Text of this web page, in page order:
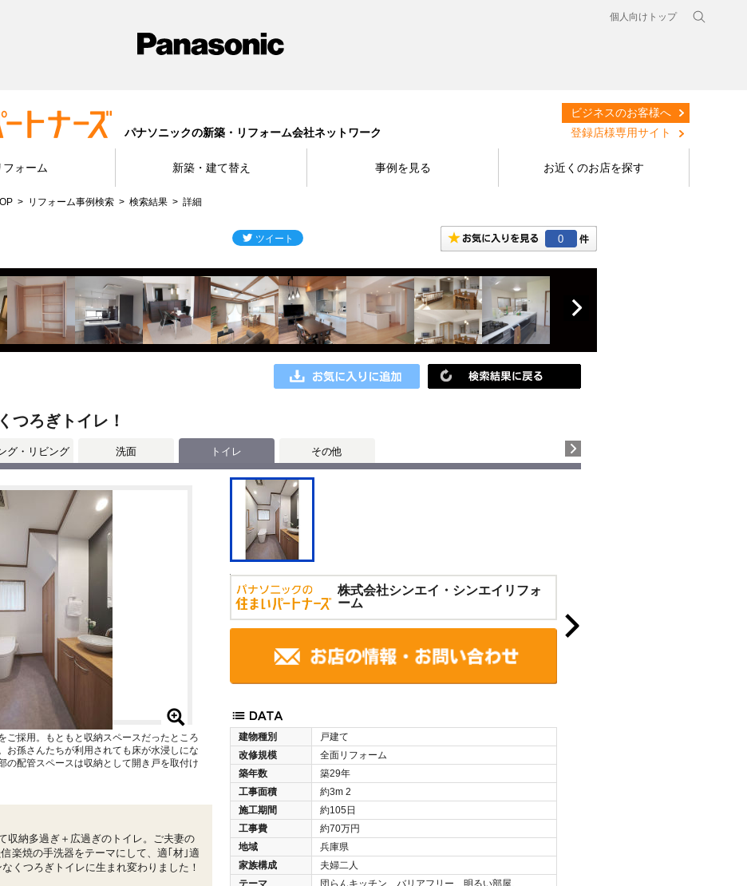
個人向けトップ
パナソニックの新築・リフォーム会社ネットワーク
ビジネスのお客様へ
登録店様専用サイト
フォーム 新築・建て替え 事例を見る お近くのお店を探す
リフォーム事例検索 検索結果 詳細
0
つろぎトイレ！
グ・リビング 洗面 トイレ その他
株式会社シンエイ・シンエイリフォ
ーム
建物種別
戸建て
改修規模
全面リフォーム
築年数
築29年
工事面積
約3m 2
施工期間
約105日
工事費
約70万円
地域
兵庫県
家族構成
夫婦二人
テーマ
団らんキッチン、バリアフリー、明るい部屋、
ご採用。もともと収納スペースだったところ
お孫さんたちが利用されても床が水浸しにな
の配管スペースは収納として開き戸を取付け
収納多過ぎ＋広過ぎのトイレ。ご夫妻の
楽焼の手洗器をテーマにして、適｢材｣適
くつろぎトイレに生まれ変わりました！